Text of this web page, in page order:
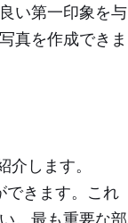
い第一印象を与
真を作成できま
します。
できます。これ
。最も重要な部